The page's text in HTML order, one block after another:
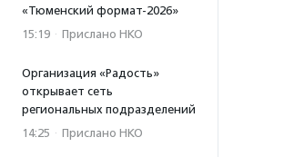
«Тюменский формат-2026»
15:19 · Прислано НКО
Организация «Радость»
открывает сеть
региональных подразделений
14:25 · Прислано НКО